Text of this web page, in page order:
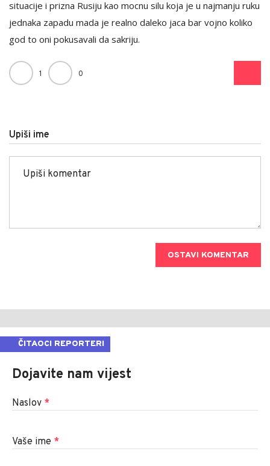
situacije i prizna Rusiju kao mocnu silu koja je u najmanju ruku
jednaka zapadu mada je realno daleko jaca bar vojno koliko
god to oni pokusavali da sakriju.
1 0
Upiši ime
OSTAVI KOMENTAR
ČITAOCI REPORTERI
Dojavite nam vijest
Naslov *
Vaše ime *